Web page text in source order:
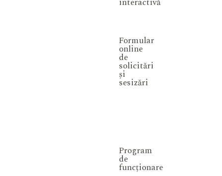
Formular
online
de
solicitări
și
sesizări
Program
de
funcționare